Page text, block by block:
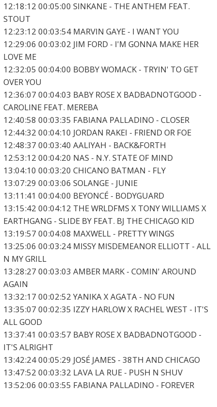
12:18:12 00:05:00 SINKANE - THE ANTHEM FEAT.
STOUT
12:23:12 00:03:54 MARVIN GAYE - I WANT YOU
12:29:06 00:03:02 JIM FORD - I'M GONNA MAKE HER
LOVE ME
12:32:05 00:04:00 BOBBY WOMACK - TRYIN' TO GET
OVER YOU
12:36:07 00:04:03 BABY ROSE X BADBADNOTGOOD -
CAROLINE FEAT. MEREBA
12:40:58 00:03:35 FABIANA PALLADINO - CLOSER
12:44:32 00:04:10 JORDAN RAKEI - FRIEND OR FOE
12:48:37 00:03:40 AALIYAH - BACK&FORTH
12:53:12 00:04:20 NAS - N.Y. STATE OF MIND
13:04:10 00:03:20 CHICANO BATMAN - FLY
13:07:29 00:03:06 SOLANGE - JUNIE
13:11:41 00:04:00 BEYONCÉ - BODYGUARD
13:15:42 00:04:12 THE WRLDFMS X TONY WILLIAMS X
EARTHGANG - SLIDE BY FEAT. BJ THE CHICAGO KID
13:19:57 00:04:08 MAXWELL - PRETTY WINGS
13:25:06 00:03:24 MISSY MISDEMEANOR ELLIOTT - ALL
N MY GRILL
13:28:27 00:03:03 AMBER MARK - COMIN' AROUND
AGAIN
13:32:17 00:02:52 YANIKA X AGATA - NO FUN
13:35:07 00:02:35 IZZY HARLOW X RACHEL WEST - IT'S
ALL GOOD
13:37:41 00:03:57 BABY ROSE X BADBADNOTGOOD -
IT'S ALRIGHT
13:42:24 00:05:29 JOSÉ JAMES - 38TH AND CHICAGO
13:47:52 00:03:32 LAVA LA RUE - PUSH N SHUV
13:52:06 00:03:55 FABIANA PALLADINO - FOREVER